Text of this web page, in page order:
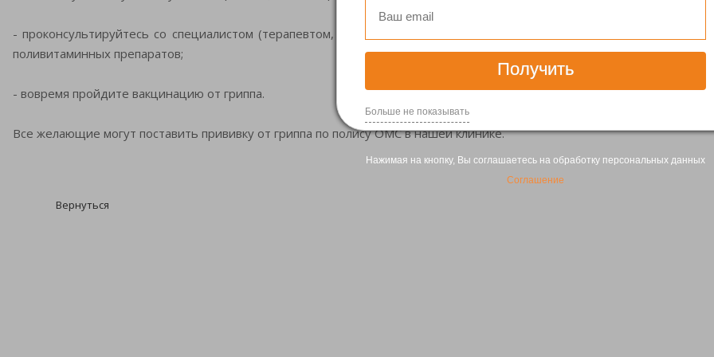
Получить
Больше не показывать
Нажимая на кнопку, Вы соглашаетесь на обработку персональных данных
Соглашение
- проконсультируйтесь со специалистом (терапевтом, педиатром) на предмет приема иммуномоделирующих,
поливитаминных препаратов;
- вовремя пройдите вакцинацию от гриппа.
Все желающие могут поставить прививку от гриппа по полису ОМС в нашей клинике.
Вернуться